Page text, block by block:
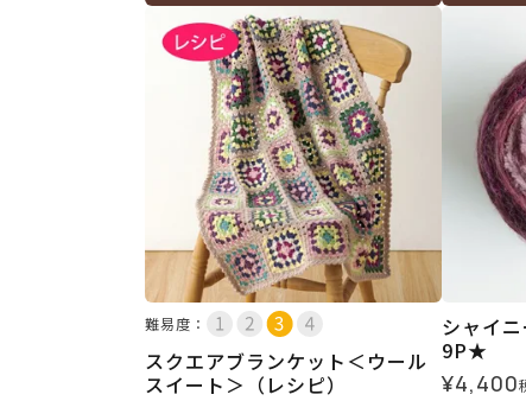
難易度：
スクエアブランケット＜ウール
スイート＞（レシピ）
シャイ
9P★
¥4,400